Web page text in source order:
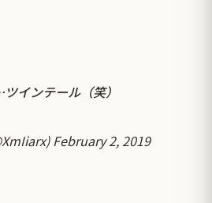
インテール（笑）
February 2, 2019